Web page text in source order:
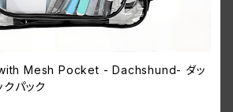
Mesh Pocket - Dachshund- ダッ
クパック